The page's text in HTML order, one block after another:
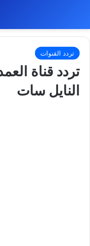
تردد القنوات
النايل سات